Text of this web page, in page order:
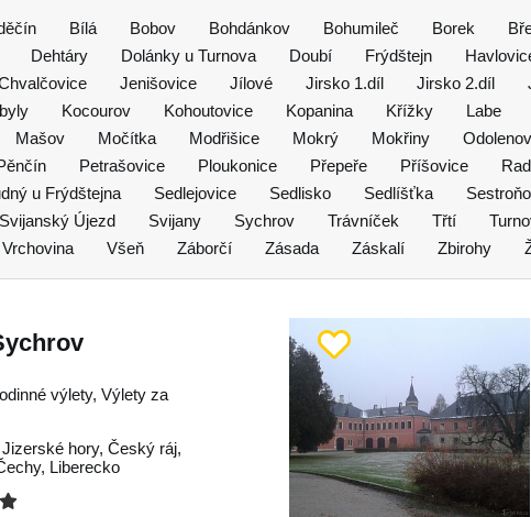
Bílá Bobov Bohdánkov Bohumileč Borek
Dehtáry Dolánky u Turnova Doubí Frýdštejn
Jenišovice Jílové Jirsko 1.díl Jirsko 2.díl
Kocourov Kohoutovice Kopanina Křížky Labe
Mašov Močítka Modřišice Mokrý Mokřiny
Petrašovice Ploukonice Přepeře Příšovice
u Frýdštejna Sedlejovice Sedlisko Sedlíšťka
Svijanský Újezd Svijany Sychrov Trávníček Třtí
Vrchovina Všeň Záborčí Zásada Záskalí Zbirohy
výlety, Výlety za
Jizerské hory,Český ráj,
, Liberecko